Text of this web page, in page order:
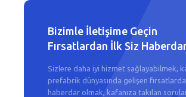
Bizimle İletişime Geçin
Fırsatlardan İlk Siz
Sizlere daha iyi hizmet sağlayabilmek,
prefabrik dünyasında gelişen
haberdar olmak, kafanıza takılan